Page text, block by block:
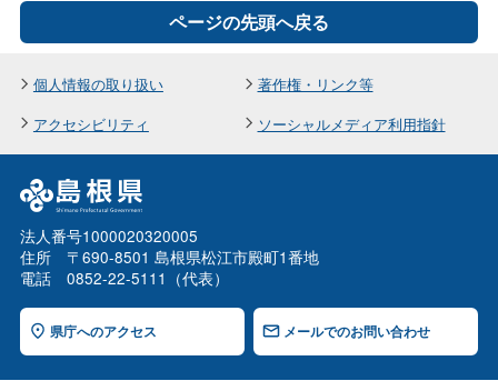
ページの先頭へ戻る
個人情報の取り扱い
著作権・リンク等
アクセシビリティ
ソーシャルメディア利用指針
法人番号1000020320005
住所 〒690-8501 島根県松江市殿町1番地
電話 0852-22-5111（代表）
県庁へのアクセス メールでのお問い合わせ